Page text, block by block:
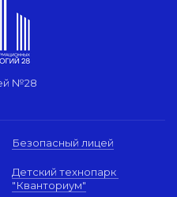
№28
Безопасный лицей
Детский технопарк
"Кванториум"